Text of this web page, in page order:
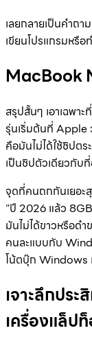
เลยกลายเป็นคำถา
เขียนโปรแกรมหรื
MacBook
สรุปสั้นๆ เอาเฉพา
รุ่นเริ่มต้นที่ Apple
คือมันไม่ได้ใช้ชิปต
เป็นชิปตัวเดียวกับ
จุดที่คนถกกันเยอะ
"ปี 2026 แล้ว
มันไม่ได้ขาวหรือด
คนละแบบกับ
โน้ตบุ๊ก Windows
เจาะลึกปร
เครื่องแล็ป